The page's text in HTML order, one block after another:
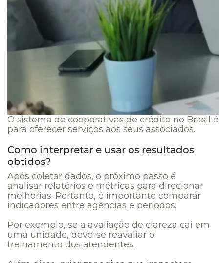
O sistema de cooperativas de crédito no Brasil
para oferecer serviços aos seus associados.
Como interpretar e usar os resultados
obtidos?
Após coletar dados, o próximo passo é
analisar relatórios e métricas para direcionar
melhorias. Portanto, é importante comparar
indicadores entre agências e períodos.
Por exemplo, se a avaliação de clareza cai em
uma unidade, deve-se reavaliar o
treinamento dos atendentes.